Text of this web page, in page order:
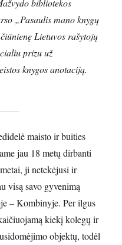
bibliotekos
„Pasaulis mano knygų
Lietuvos rašytojų
prizu už
knygos anotaciją.
maisto ir buities
jau 18 metų dirbanti
ji netekėjusi ir
visą savo gyvenimą
– Kombinyje. Per ilgus
kiekį kolegų ir
objektų, todėl